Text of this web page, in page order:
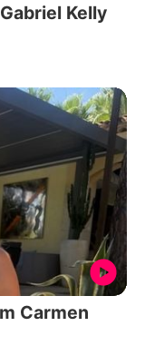
Kelly
Carmen